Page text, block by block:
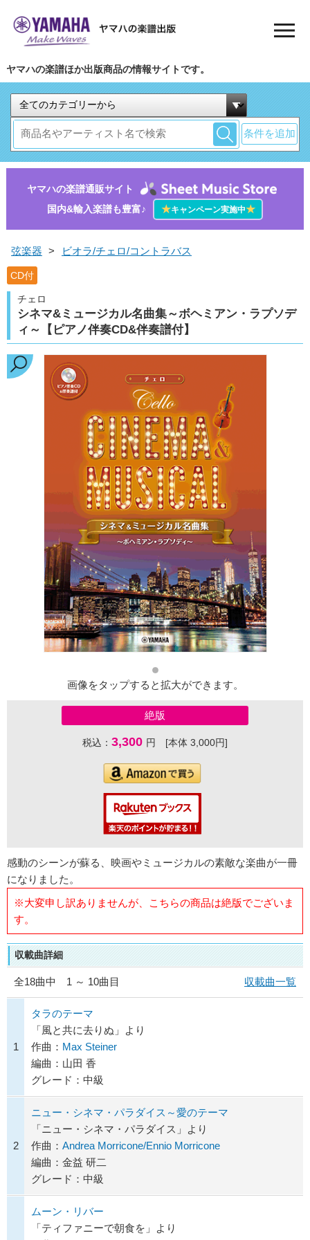
ヤマハの楽譜ほか出版商品の情報サイトです。
条件を追加
ヤマハの楽譜通販サイト
国内&輸入楽譜も豊富♪
★キャンペーン実施中★
弦楽器 > ビオラ/チェロ/コントラバス
CD付
チェロ
シネマ&ミュージカル名曲集～ボヘミアン・ラプソデ
ィ～【ピアノ伴奏CD&伴奏譜付】
画像をタップすると拡大ができます。
絶版
税込： 3,300 円 [本体 3,000円]
感動のシーンが蘇る、映画やミュージカルの素敵な楽曲が一冊
になりました。
※大変申し訳ありませんが、こちらの商品は絶版でございま
す。
収載曲詳細
全18曲中 1 ～ 10曲目 収載曲一覧
1
タラのテーマ
「風と共に去りぬ」より
作曲： Max Steiner
編曲：山田 香
グレード：中級
2
ニュー・シネマ・パラダイス～愛のテーマ
「ニュー・シネマ・パラダイス」より
作曲： Andrea Morricone/Ennio Morricone
編曲：金益 研二
グレード：中級
ムーン・リバー
「ティファニーで朝食を」より